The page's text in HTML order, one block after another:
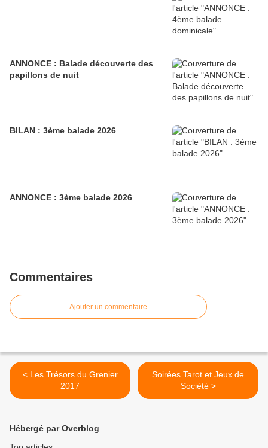
ANNONCE : Balade découverte des
papillons de nuit
BILAN : 3ème balade 2026
ANNONCE : 3ème balade 2026
Commentaires
Ajouter un commentaire
< Les Trésors du Grenier
2017
Soirées Tarot et Jeux de
Société >
Hébergé par Overblog